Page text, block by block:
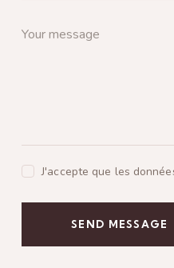
J'accepte que les
SEND MESSAGE